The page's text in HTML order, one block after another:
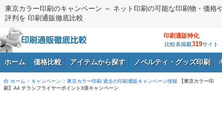
東京カラー印刷のキャンペーン ～ ネット印刷の可能な印刷物・価格
評判を 印刷通販徹底比較
印刷通販特化
比較表掲載319サイト
ホーム 価格比較 アイテムから探す ノベルティ・グッズ印刷
ホーム キャンペーン 東京カラー印刷 過去の印刷通販キャンペーン情報
【東京カラー印
刷】A4 チラシフライヤーポイント3倍キャンペーン